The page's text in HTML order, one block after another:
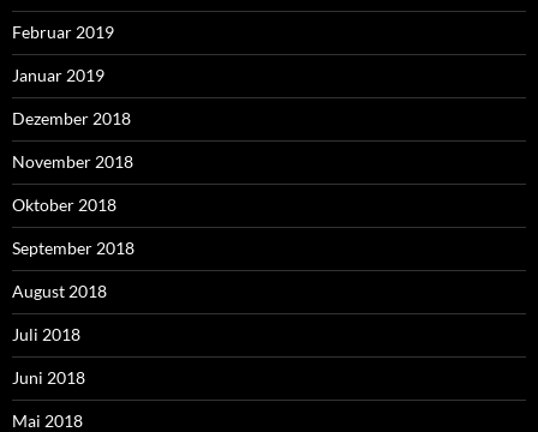
Februar 2019
Januar 2019
Dezember 2018
November 2018
Oktober 2018
September 2018
August 2018
Juli 2018
Juni 2018
Mai 2018